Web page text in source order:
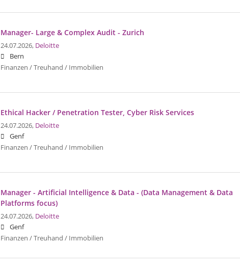
Manager- Large & Complex Audit - Zurich
24.07.2026, Deloitte
Bern
Finanzen / Treuhand / Immobilien
Ethical Hacker / Penetration Tester, Cyber Risk Services
24.07.2026, Deloitte
Genf
Finanzen / Treuhand / Immobilien
Manager - Artificial Intelligence & Data - (Data Management & Data
Platforms focus)
24.07.2026, Deloitte
Genf
Finanzen / Treuhand / Immobilien